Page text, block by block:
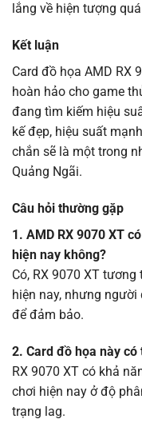
lắng về hiện tượng
Kết luận
Card đồ họa AMD RX
hoàn hảo cho game
đang tìm kiếm hiệu
kế đẹp, hiệu suất
chắn sẽ là một trong
Quảng Ngãi.
Câu hỏi thường gặp
1. AMD RX 9070 XT
hiện nay không?
Có, RX 9070 XT
hiện nay, nhưng
để đảm bảo.
2. Card đồ họa này
RX 9070 XT có khả
chơi hiện nay ở độ
trạng lag.